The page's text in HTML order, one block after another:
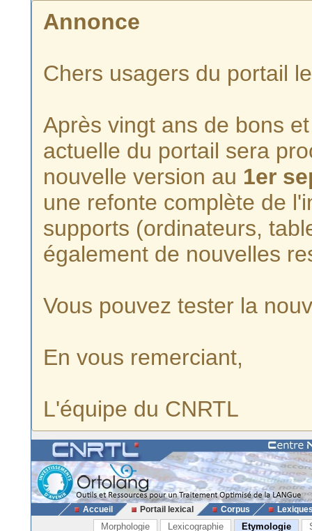
Annonce
Chers usagers du portail
Après vingt ans de bons
actuelle du portail sera
nouvelle version au 1er
une refonte complète de
supports (ordinateurs,
également de nouvelles
Vous pouvez tester la
En vous remerciant,
L'équipe du CNRTL
Accueil Portail lexical Corpus
Morphologie Lexicographie Etymologie